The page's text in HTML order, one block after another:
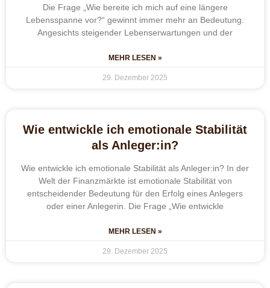
Die Frage „Wie bereite ich mich auf eine längere
Lebensspanne vor?“ gewinnt immer mehr an Bedeutung.
Angesichts steigender Lebenserwartungen und der
MEHR LESEN »
29. Dezember 2025
Wie entwickle ich emotionale Stabilität
als Anleger:in?
Wie entwickle ich emotionale Stabilität als Anleger:in? In der
Welt der Finanzmärkte ist emotionale Stabilität von
entscheidender Bedeutung für den Erfolg eines Anlegers
oder einer Anlegerin. Die Frage „Wie entwickle
MEHR LESEN »
29. Dezember 2025